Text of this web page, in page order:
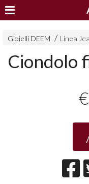
Gioielli DEEM Linea
Ciondolo
€